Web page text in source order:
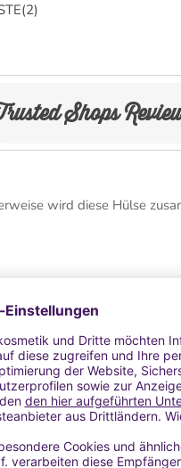
(2)
Shops
wird diese Hülse